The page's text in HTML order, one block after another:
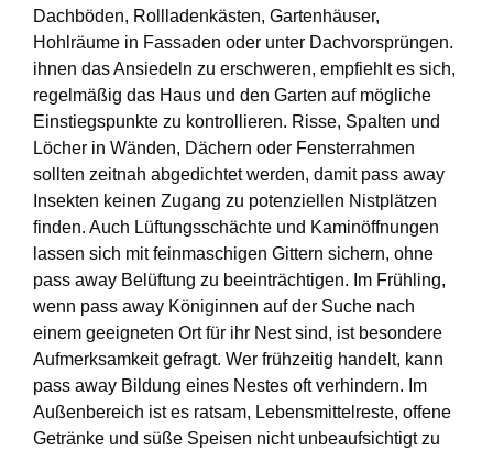
Dachböden, Rollladenkästen, Gartenhäuser,
Hohlräume in Fassaden oder unter Dachvorsprüngen.
ihnen das Ansiedeln zu erschweren, empfiehlt es sich,
regelmäßig das Haus und den Garten auf mögliche
Einstiegspunkte zu kontrollieren. Risse, Spalten und
Löcher in Wänden, Dächern oder Fensterrahmen
sollten zeitnah abgedichtet werden, damit pass away
Insekten keinen Zugang zu potenziellen Nistplätzen
finden. Auch Lüftungsschächte und Kaminöffnungen
lassen sich mit feinmaschigen Gittern sichern, ohne
pass away Belüftung zu beeinträchtigen. Im Frühling,
wenn pass away Königinnen auf der Suche nach
einem geeigneten Ort für ihr Nest sind, ist besondere
Aufmerksamkeit gefragt. Wer frühzeitig handelt, kann
pass away Bildung eines Nestes oft verhindern. Im
Außenbereich ist es ratsam, Lebensmittelreste, offene
Getränke und süße Speisen nicht unbeaufsichtigt zu